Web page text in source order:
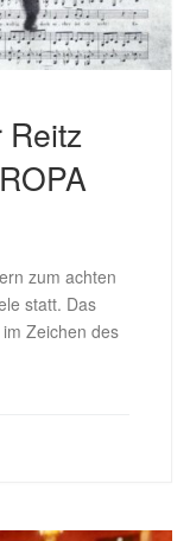
Reitz
zum achten
statt. Das
Zeichen des